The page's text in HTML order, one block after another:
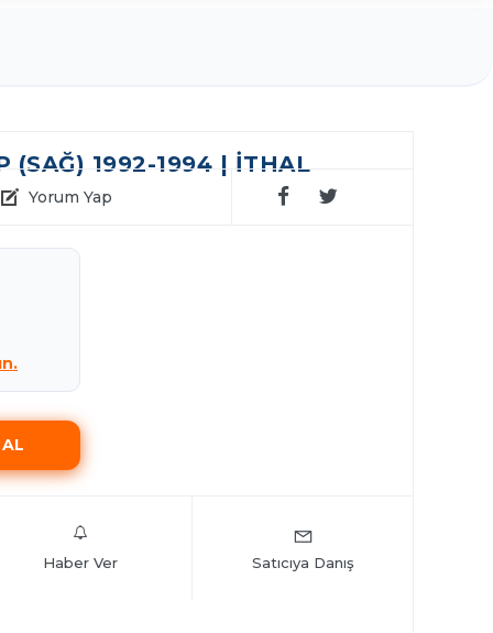
(SAĞ) 1992-1994 | İTHAL
Yorum Yap
Haber Ver Satıcıya Danış